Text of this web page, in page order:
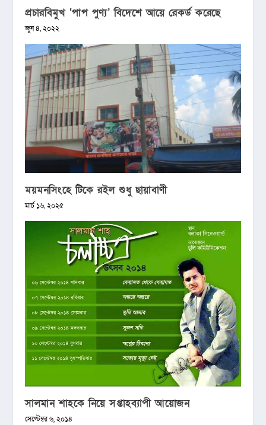
প্রচারবিমুখ ‘পাপ পুণ্য’ বিদেশে আয়ে রেকর্ড করেছে
জুন ৪, ২০২২
ময়মনসিংহে টিকে রইল শুধু ছায়াবাণী
মার্চ ১৬, ২০২৫
সালমান শাহকে নিয়ে সপ্তাহব্যাপী আয়োজন
সেপ্টেম্বর ৬, ২০১৪